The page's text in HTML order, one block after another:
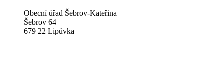
Obecní úřad Šebrov-Kateřina
Šebrov 64
679 22 Lipůvka